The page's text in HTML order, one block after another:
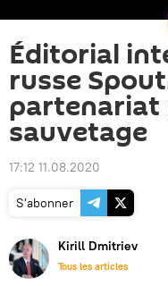
Éditorial
russe
partenariat
sauvetage
17:12 11.08.2020
S'abonner
Kirill Dmitriev
Tous les articles